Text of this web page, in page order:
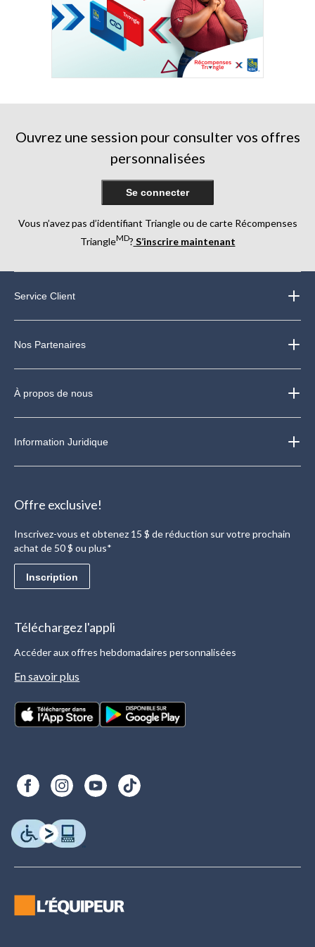
Ouvrez une session pour consulter vos offres
personnalisées
Se connecter
Vous n’avez pas d’identifiant Triangle ou de carte Récompenses
TriangleMD? S’inscrire maintenant
Service Client
Nos Partenaires
À propos de nous
Information Juridique
Offre exclusive!
Inscrivez-vous et obtenez 15 $ de réduction sur votre prochain
achat de 50 $ ou plus*
Inscription
Téléchargez l'appli
Accéder aux offres hebdomadaires personnalisées
En savoir plus